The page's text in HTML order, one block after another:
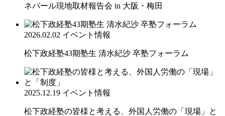
ネパール現地取材報告会 in 大阪・梅田
2026.02.02 イベント情報
松下政経塾43期塾生 清水紀沙 卒塾フォーラム
2025.12.19 イベント情報
松下政経塾の皆様と考える、外国人労働の「現場」と